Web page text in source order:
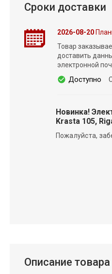
Сроки доставки
2026-08-20
Товар
доставить
электронной
Доступно
Новинка!
Krasta 105,
Пожалуйста,
Описание товара